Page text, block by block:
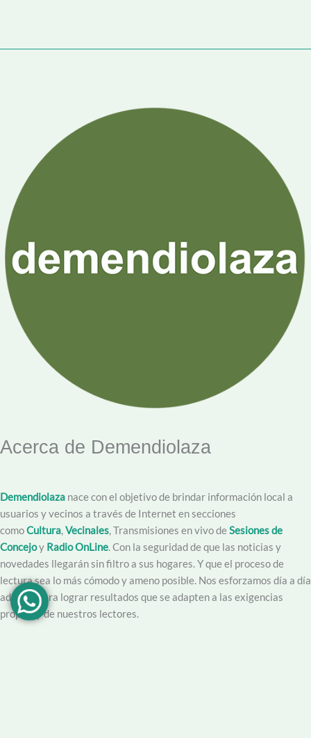
Acerca de Demendiolaza
Demendiolaza nace con el objetivo de brindar información local a
usuarios y vecinos a través de Internet en secciones
comoCultura,Vecinales, Transmisiones en vivo deSesiones de
Concejoy Radio OnLine. Con la seguridad de que las noticias y
novedades llegarán sin filtro a sus hogares. Y que el proceso de
lectura sea lo más cómodo y ameno posible. Nos esforzamos día a día
además para lograr resultados que se adapten a las exigencias
propias y de nuestros lectores.